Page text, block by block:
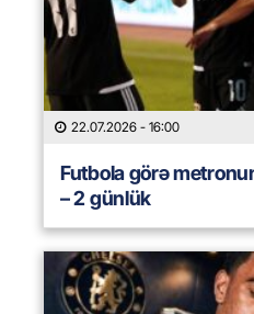
22.07.2026 - 16:00
Futbola görə
– 2 günlük